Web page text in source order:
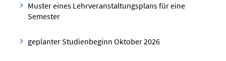
Muster eines Lehrveranstaltungsplans für eine
Semester
geplanter Studienbeginn Oktober 2026